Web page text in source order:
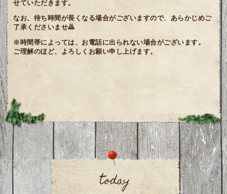
せていただきます。
なお、待ち時間が長くなる場合がございますので、あらかじめご
了承くださいませ🙇
※時間帯によっては、お電話に出られない場合がございます。
ご理解のほど、よろしくお願い申し上げます。
today